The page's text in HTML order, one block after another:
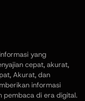
yang
cepat, akurat,
Akurat, dan
informasi
pembaca di era digital.